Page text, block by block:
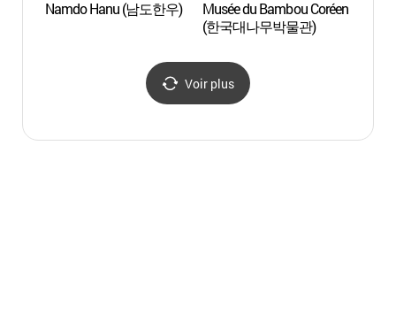
Namdo Hanu (남도한우)
Musée du Bambou Coréen
(한국대나무박물관)
Voir plus